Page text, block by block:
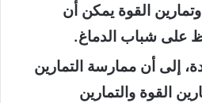
وتمارين القوة يمكن أن
على شباب الدماغ.
إلى أن ممارسة التمارين
القوة والتمارين